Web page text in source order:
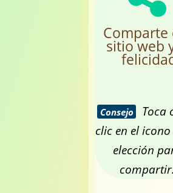
Comparte
sitio web
Consejo
Toca
clic en el
elección
compartir.